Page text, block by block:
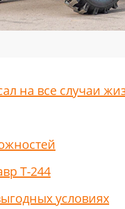
на все случаи
Т-244
условиях